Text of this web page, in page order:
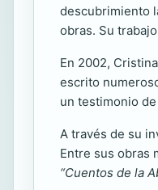
descubrimiento
obras. Su
En 2002,
escrito
un testimonio
A través de su
Entre sus obras
“Cuentos de la